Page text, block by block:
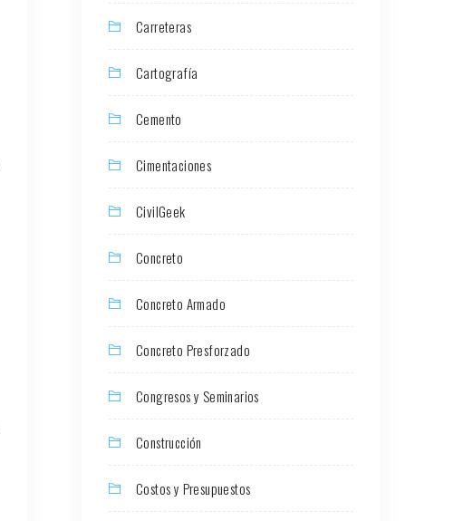
Carreteras
Cartografía
Cemento
Cimentaciones
CivilGeek
Concreto
Concreto Armado
Concreto Presforzado
Congresos y Seminarios
Construcción
Costos y Presupuestos